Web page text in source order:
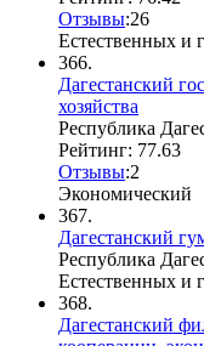
Отзывы:26
Естественных и
366.
Дагестанский
хозяйства
Республика
Рейтинг: 77.63
Отзывы:2
Экономический
367.
Дагестанский
Республика
Естественных и
368.
Дагестанский